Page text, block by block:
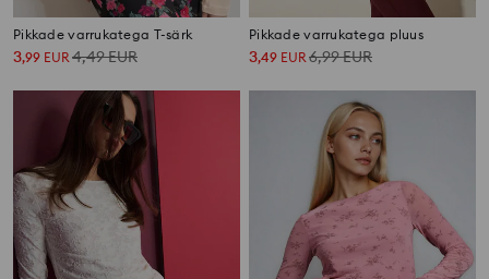
Pikkade varrukatega T-särk
3,99 EUR4,49EUR
Pikkade varrukatega pluus
3,49 EUR6,99EUR